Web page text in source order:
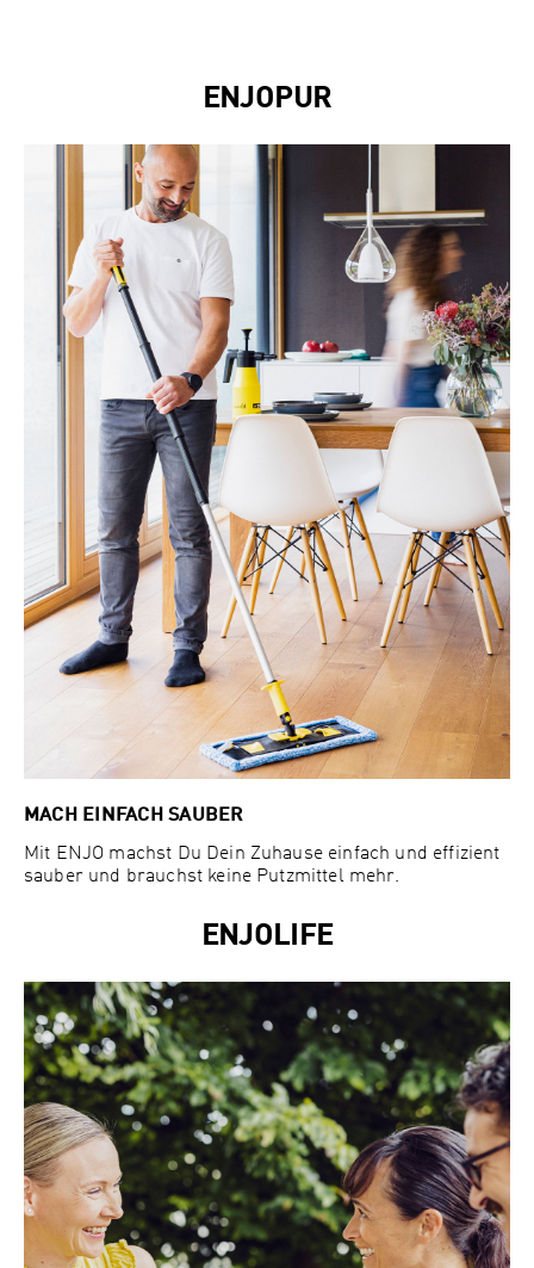
ENJOPUR
MACH EINFACH SAUBER
Mit ENJO machst Du Dein Zuhause einfach und effizient
sauber und brauchst keine Putzmittel mehr.
ENJOLIFE